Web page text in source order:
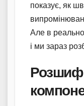
показує, як
Але в
і ми зараз